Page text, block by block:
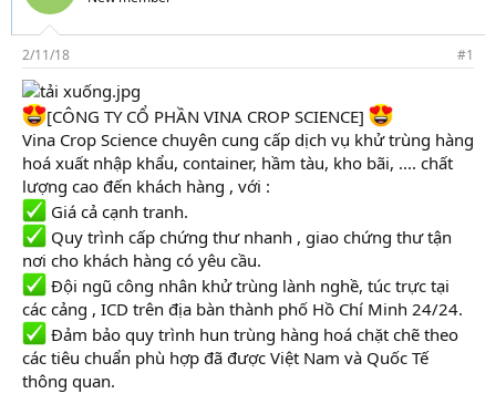
d
s
t
a
r
t
e
i
2/11/18 #1
[CÔNG TY CỔ PHẦN VINA CROP SCIENCE]
Vina Crop Science chuyên cung cấp dịch vụ khử trùng hàng
hoá xuất nhập khẩu, container, hầm tàu, kho bãi, .... chất
lượng cao đến khách hàng , với :
Giá cả cạnh tranh.
Quy trình cấp chứng thư nhanh , giao chứng thư tận
nơi cho khách hàng có yêu cầu.
Đội ngũ công nhân khử trùng lành nghề, túc trực tại
các cảng , ICD trên địa bàn thành phố Hồ Chí Minh 24/24.
Đảm bảo quy trình hun trùng hàng hoá chặt chẽ theo
các tiêu chuẩn phù hợp đã được Việt Nam và Quốc Tế
thông quan.